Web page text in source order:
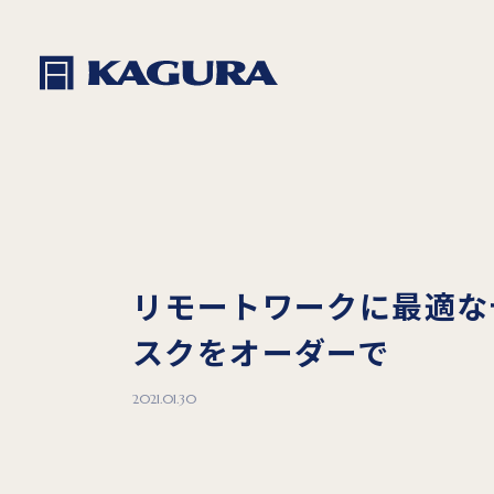
リモートワークに最適
スクをオーダーで
2021.01.30